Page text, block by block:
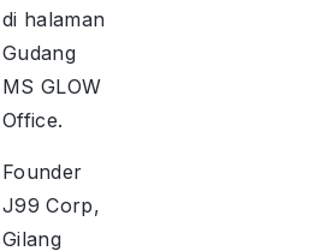
di halaman
Gudang
MS GLOW
Office.
Founder
J99 Corp,
Gilang